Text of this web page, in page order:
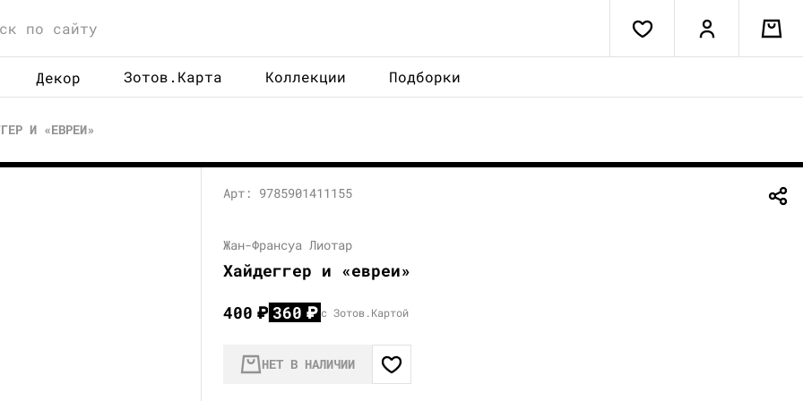
Декор Зотов.Карта Коллекции Подборки
И «ЕВРЕИ»
Арт: 9785901411155
Жан-Франсуа Лиотар
Хайдеггер и «евреи»
400₽ 360₽ с Зотов.Картой
НЕТ В НАЛИЧИИ